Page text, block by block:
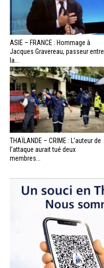
ASIE – FRANCE : Hommage à
Jacques Gravereau, passeur entre
la...
THAÏLANDE – CRIME : L’auteur de
l’attaque aurait tué deux
membres...